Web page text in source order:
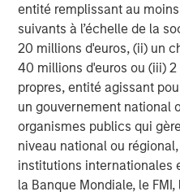
entité remplissant au
suivants à l’échelle de la
20 millions d'euros, (ii) un
40 millions d'euros ou (iii)
propres, entité agissant
un gouvernement national
organismes publics qui
niveau national ou
institutions internationales
la Banque Mondiale, le FMI,
Morgan Stanley Research
moderate through the first
accelerate through the end
broadly resilient macro
the U.S. economy
growth remaining tepid,
accelerating and China’s
Within the U.S., AI-driven
consumer spending and
faster growth, despite the